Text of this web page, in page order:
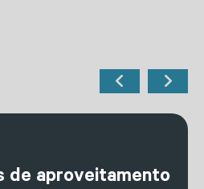
de aproveitamento